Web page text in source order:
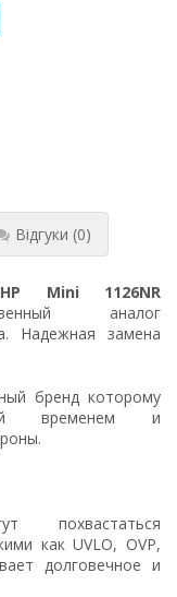
Відгуки (0)
HP Mini 1126NR
аналог
Надежная замена
бренд которому
временем и
похвастаться
как UVLO, OVP,
долговечное и